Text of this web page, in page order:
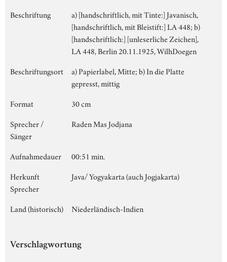
Beschriftung
a) [handschriftlich, mit Tinte:] Javanisch,
[handschriftlich, mit Bleistift:] LA 448; b)
[handschriftlich:] [unleserliche Zeichen],
LA 448, Berlin 20.11.1925, WilhDoegen
Beschriftungsort
a) Papierlabel, Mitte; b) In die Platte
gepresst, mittig
Format
30 cm
Sprecher /
Sänger
Raden Mas Jodjana
Aufnahmedauer
00:51 min.
Herkunft
Sprecher
Java/ Yogyakarta (auch Jogjakarta)
Land (historisch) Niederländisch-Indien
Verschlagwortung